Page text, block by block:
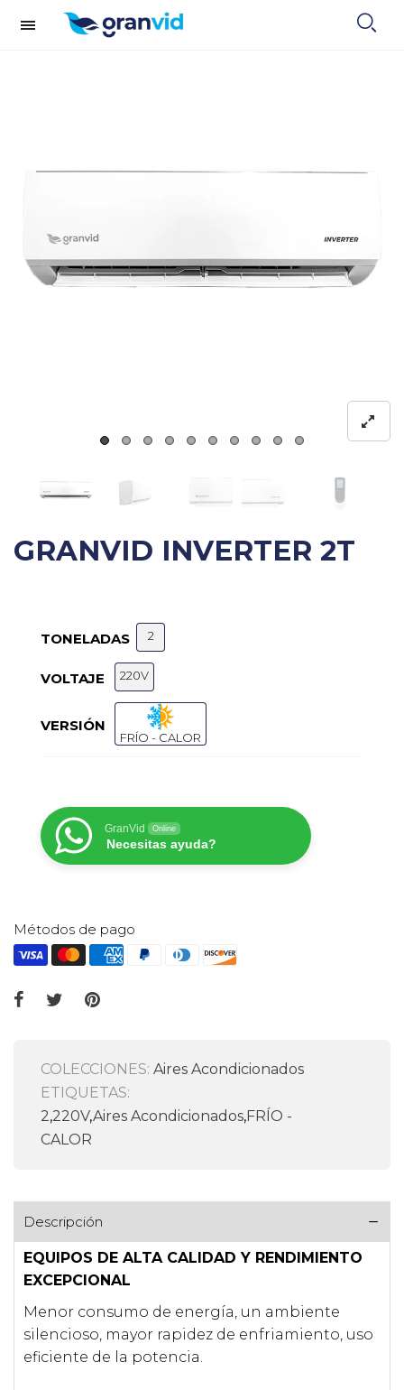
GRANVID INVERTER 2T
TONELADAS 2
VOLTAJE 220V
VERSIÓN
FRÍO - CALOR
GranVid Online
Necesitas ayuda?
Métodos de pago
COLECCIONES: Aires Acondicionados
ETIQUETAS:
2,220V,Aires Acondicionados,FRÍO -
CALOR
Descripción
EQUIPOS DE ALTA CALIDAD Y RENDIMIENTO
EXCEPCIONAL
Menor consumo de energía, un ambiente
silencioso, mayor rapidez de enfriamiento, uso
eficiente de la potencia.